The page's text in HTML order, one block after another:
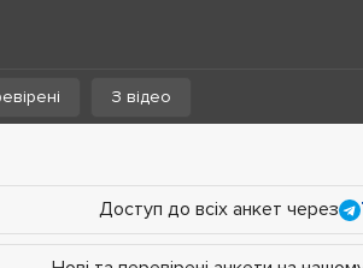
З відео
Доступ до всіх анкет через